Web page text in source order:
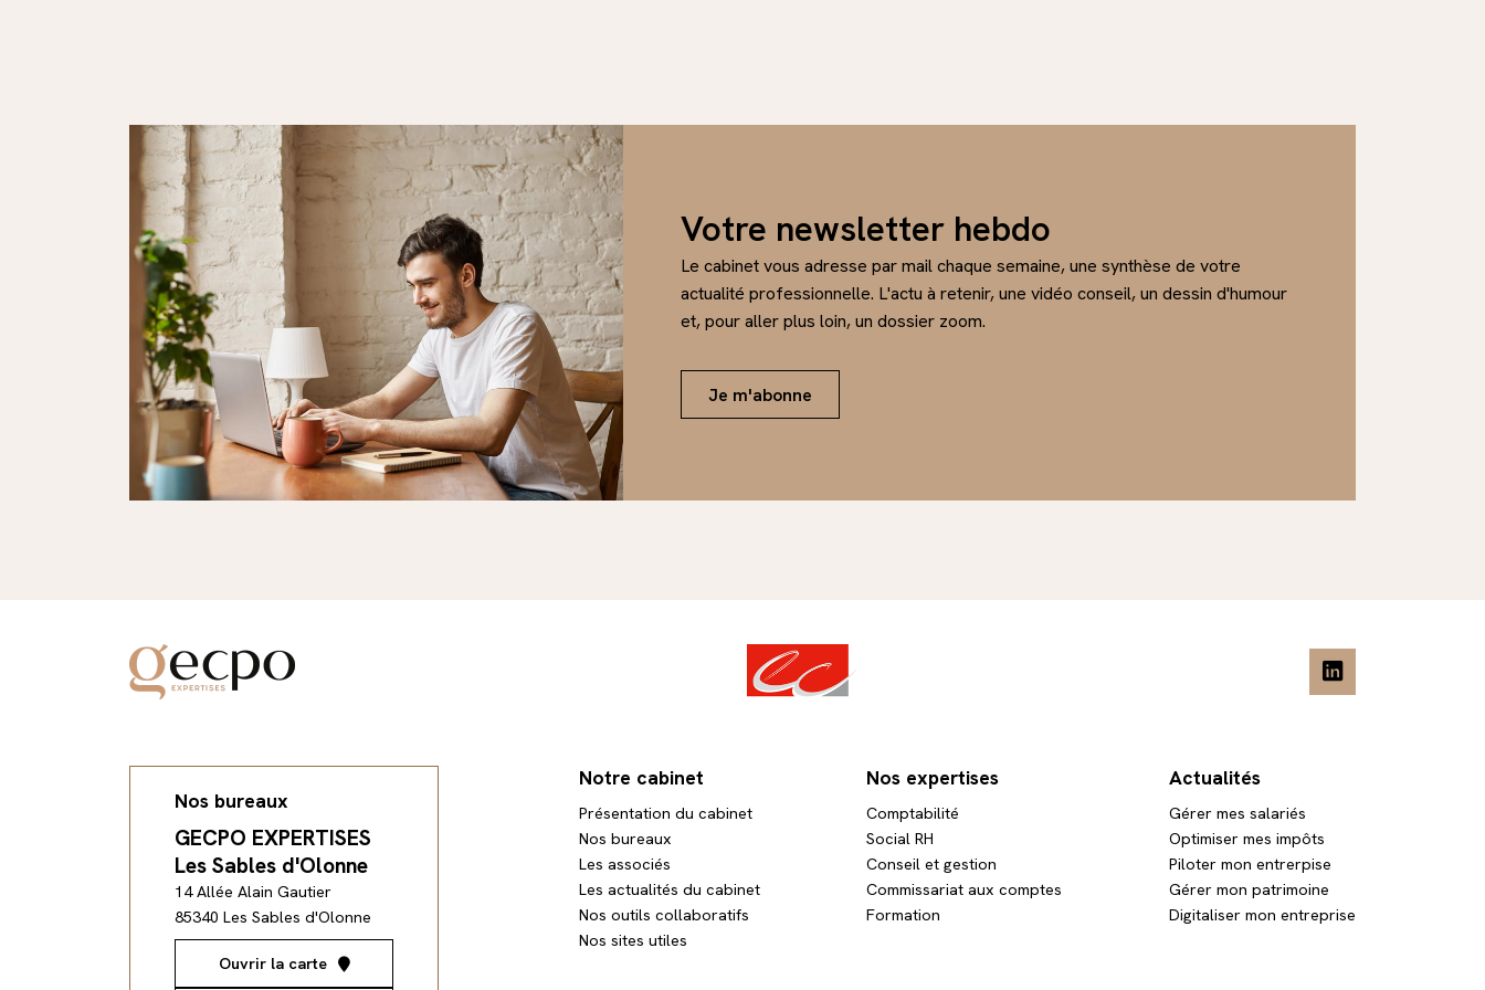
Votre newsletter hebdo
Le cabinet vous adresse par mail chaque semaine, une synthèse de votre
actualité professionnelle. L'actu à retenir, une vidéo conseil, un dessin d'humour
et, pour aller plus loin, un dossier zoom.
Je m'abonne
Nos bureaux
GECPO EXPERTISES
Les Sables d'Olonne
14 Allée Alain Gautier
85340 Les Sables d'Olonne
Ouvrir la carte
GECPO EXPERTISES
Talmont-Saint-Hilaire
85440 Talmont-Saint-Hilaire
GECPO EXPERTISES
Les Sables d'Olonne
14 Allée Alain Gautier
85340 Les Sables d'Olonne
GECPO EXPERTISES
Talmont-Saint-Hilaire
14 Rue du Château
85440 Talmont-Saint-Hilaire
Notre cabinet
Présentation du cabinet
Nos bureaux
Les associés
Les actualités du cabinet
Nos outils collaboratifs
Nos sites utiles
Nos expertises
Comptabilité
Social RH
Conseil et gestion
Commissariat aux comptes
Formation
Actualités
Gérer mes salariés
Optimiser mes impôts
Piloter mon entrerpise
Gérer mon patrimoine
Digitaliser mon entreprise